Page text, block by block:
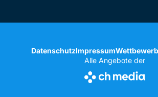
DatenschutzImpressum
Alle Angebote der